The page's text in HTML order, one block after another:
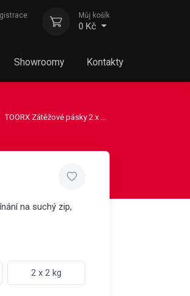
Můj košík
0 Kč
Showroomy Kontakty
TOORX Zátěžové pásky 2 x 1 kg
na suchý zip,
2 x 2 kg